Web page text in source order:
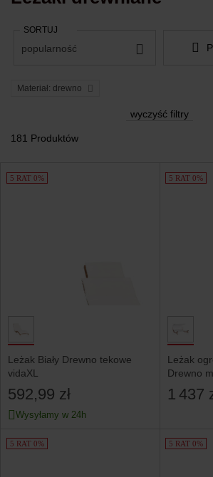
181 Produktów
Materiał: drewno
wyczyść filtry
SORTUJ
popularność
Produkty
5 RAT 0%
Leżak Biały Drewno tekowe
vidaXL
592,99 zł
Wysyłamy w 24h
5 RAT 0%
Leżak
Drewno
biel
1 437
5 RAT 0% 5 RAT 0%